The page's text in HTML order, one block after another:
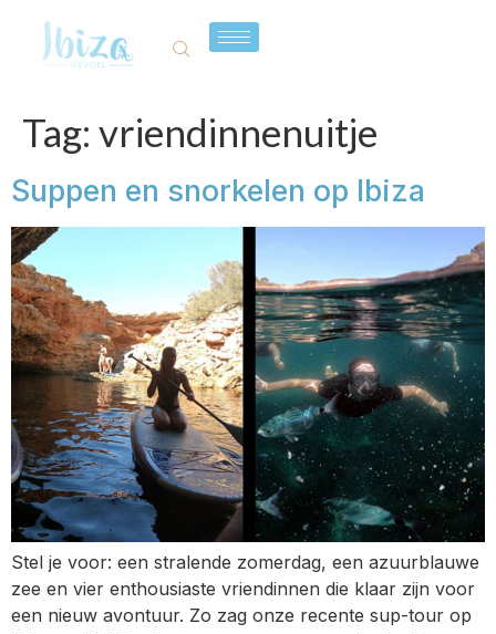
Tag: vriendinnenuitje
Suppen en snorkelen op Ibiza
Stel je voor: een stralende zomerdag, een azuurblauwe
zee en vier enthousiaste vriendinnen die klaar zijn voor
een nieuw avontuur. Zo zag onze recente sup-tour op